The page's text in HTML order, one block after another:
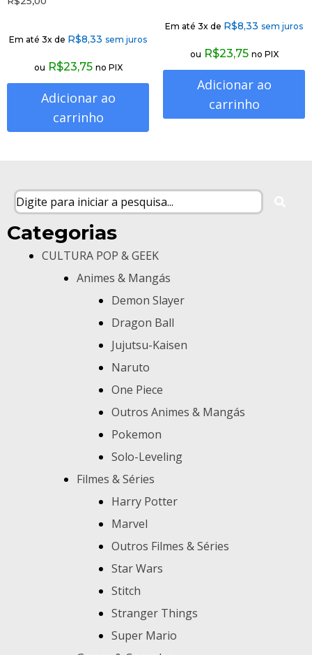
Em até 3x de R$8,33 sem juros
ou R$23,75 no PIX
Adicionar ao
carrinho
Em até 3x de R$8,33 sem juros
ou R$23,75 no PIX
Adicionar ao
carrinho
Categorias
CULTURA POP & GEEK
Animes & Mangás
Demon Slayer
Dragon Ball
Jujutsu-Kaisen
Naruto
One Piece
Outros Animes & Mangás
Pokemon
Solo-Leveling
Filmes & Séries
Harry Potter
Marvel
Outros Filmes & Séries
Star Wars
Stitch
Stranger Things
Super Mario